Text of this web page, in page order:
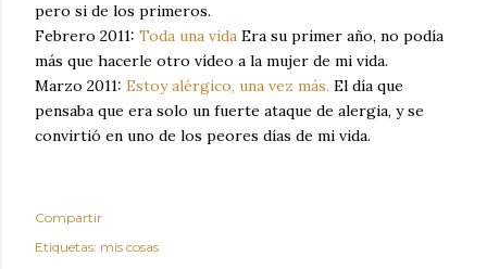
pero si de los primeros.
Febrero 2011: Toda una vida Era su primer año, no podía
más que hacerle otro vídeo a la mujer de mi vida.
Marzo 2011: Estoy alérgico, una vez más. El día que
pensaba que era solo un fuerte ataque de alergia, y se
convirtió en uno de los peores días de mi vida.
Compartir
Etiquetas: mis cosas